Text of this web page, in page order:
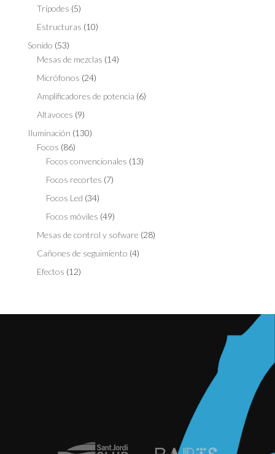
Trípodes (5)
Estructuras (10)
Sonido (53)
Mesas de mezclas (14)
Micrófonos (24)
Amplificadores de potencia (6)
Altavoces (9)
Iluminación (130)
Focos (86)
Focos convencionales (13)
Focos recortes (7)
Focos Led (34)
Focos móviles (49)
Mesas de control y sofware (28)
Cañones de seguimiento (4)
Efectos (12)